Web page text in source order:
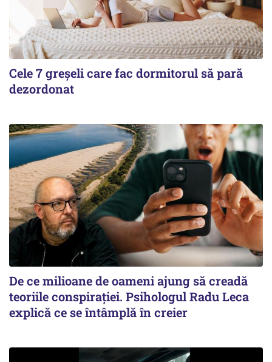
Cele 7 greșeli care fac dormitorul să pară
dezordonat
De ce milioane de oameni ajung să creadă
teoriile conspirației. Psihologul Radu Leca
explică ce se întâmplă în creier